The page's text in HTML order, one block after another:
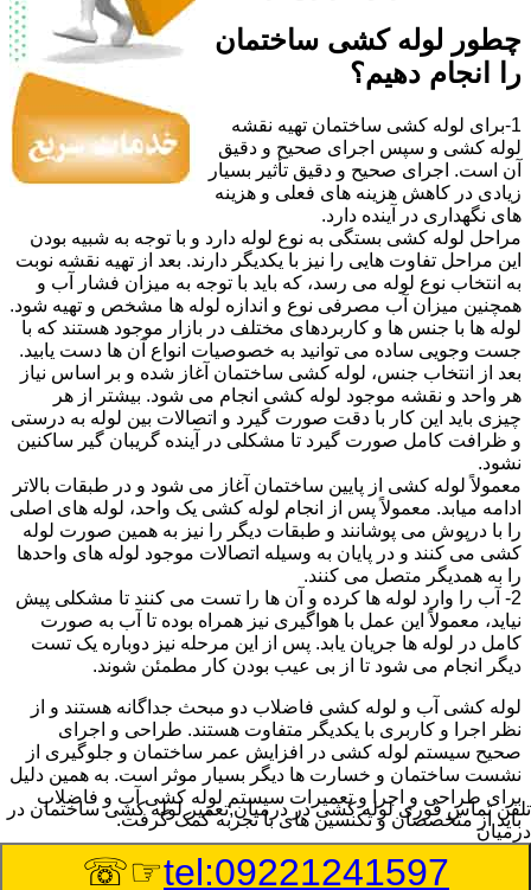
چطور لوله کشی ساختمان
را انجام دهیم؟
1-برای لوله کشی ساختمان تهیه نقشه
لوله کشی و سپس اجرای صحیح و دقیق
آن است. اجرای صحیح و دقیق تأثیر بسیار
زیادی در کاهش هزینه های فعلی و هزینه
های نگهداری در آینده دارد.
مراحل لوله کشی بستگی به نوع لوله دارد و با توجه به شبیه بودن
این مراحل تفاوت هایی را نیز با یکدیگر دارند. بعد از تهیه نقشه نوبت
به انتخاب نوع لوله می رسد، که باید با توجه به میزان فشار آب و
همچنین میزان آب مصرفی نوع و اندازه لوله ها مشخص و تهیه شود.
لوله ها با جنس ها و کاربردهای مختلف در بازار موجود هستند که با
جست وجویی ساده می توانید به خصوصیات انواع آن ها دست یابید.
بعد از انتخاب جنس، لوله کشی ساختمان آغاز شده و بر اساس نیاز
هر واحد و نقشه موجود لوله کشی انجام می شود. بیشتر از هر
چیزی باید این کار با دقت صورت گیرد و اتصالات بین لوله به درستی
و ظرافت کامل صورت گیرد تا مشکلی در آینده گریبان گیر ساکنین
نشود.
معمولاً لوله کشی از پایین ساختمان آغاز می شود و در طبقات بالاتر
ادامه میابد. معمولاً پس از انجام لوله کشی یک واحد، لوله های اصلی
را با درپوش می پوشانند و طبقات دیگر را نیز به همین صورت لوله
کشی می کنند و در پایان به وسیله اتصالات موجود لوله های واحدها
را به همدیگر متصل می کنند.
2- آب را وارد لوله ها کرده و آن ها را تست می کنند تا مشکلی پیش
نیاید، معمولاً این عمل با هواگیری نیز همراه بوده تا آب به صورت
کامل در لوله ها جریان یابد. پس از این مرحله نیز دوباره یک تست
دیگر انجام می شود تا از بی عیب بودن کار مطمئن شوند.
لوله کشی آب و لوله کشی فاضلاب دو مبحث جداگانه هستند و از
نظر اجرا و کاربری با یکدیگر متفاوت هستند. طراحی و اجرای
صحیح سیستم لوله کشی در افزایش عمر ساختمان و جلوگیری از
نشست ساختمان و خسارت ها دیگر بسیار موثر است. به همین دلیل
برای طراحی و اجرا و تعمیرات سیستم لوله کشی آب و فاضلاب
باید از متخصصان و تکنسین های با تجربه کمک گرفت.
:Published Date
تلفن تماس فوریلوله کشی در درمیان,تعمیر لوله کشی ساختمان در
درمیان
tel:09221241597
☞☏